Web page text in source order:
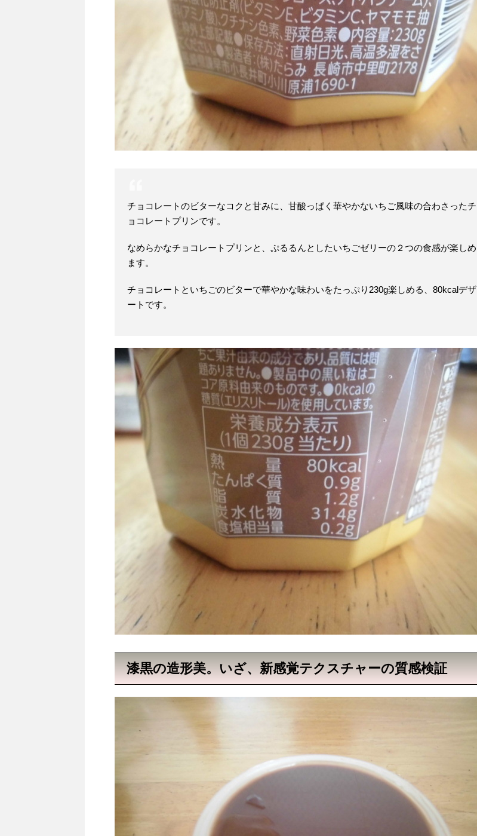
チョコレートのビターなコクと甘みに、甘酸っぱく華やかないちご風味の合わさったチ
ョコレートプリンです。
なめらかなチョコレートプリンと、ぷるるんとしたいちごゼリーの２つの食感が楽しめ
ます。
チョコレートといちごのビターで華やかな味わいをたっぷり230g楽しめる、80kcalデザ
ートです。
漆黒の造形美。いざ、新感覚テクスチャーの質感検証